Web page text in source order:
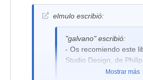
elmulo escribió:
"galvano" escribió:
- Os recomiendo este
Studio Design, de Philip
Mostrar más